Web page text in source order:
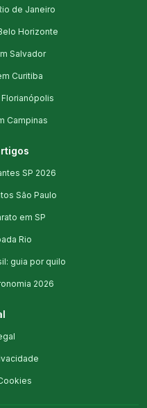
de Janeiro
Horizonte
Salvador
Curitiba
Campinas
SP 2026
São Paulo
em SP
Rio
guia por quilo
2026